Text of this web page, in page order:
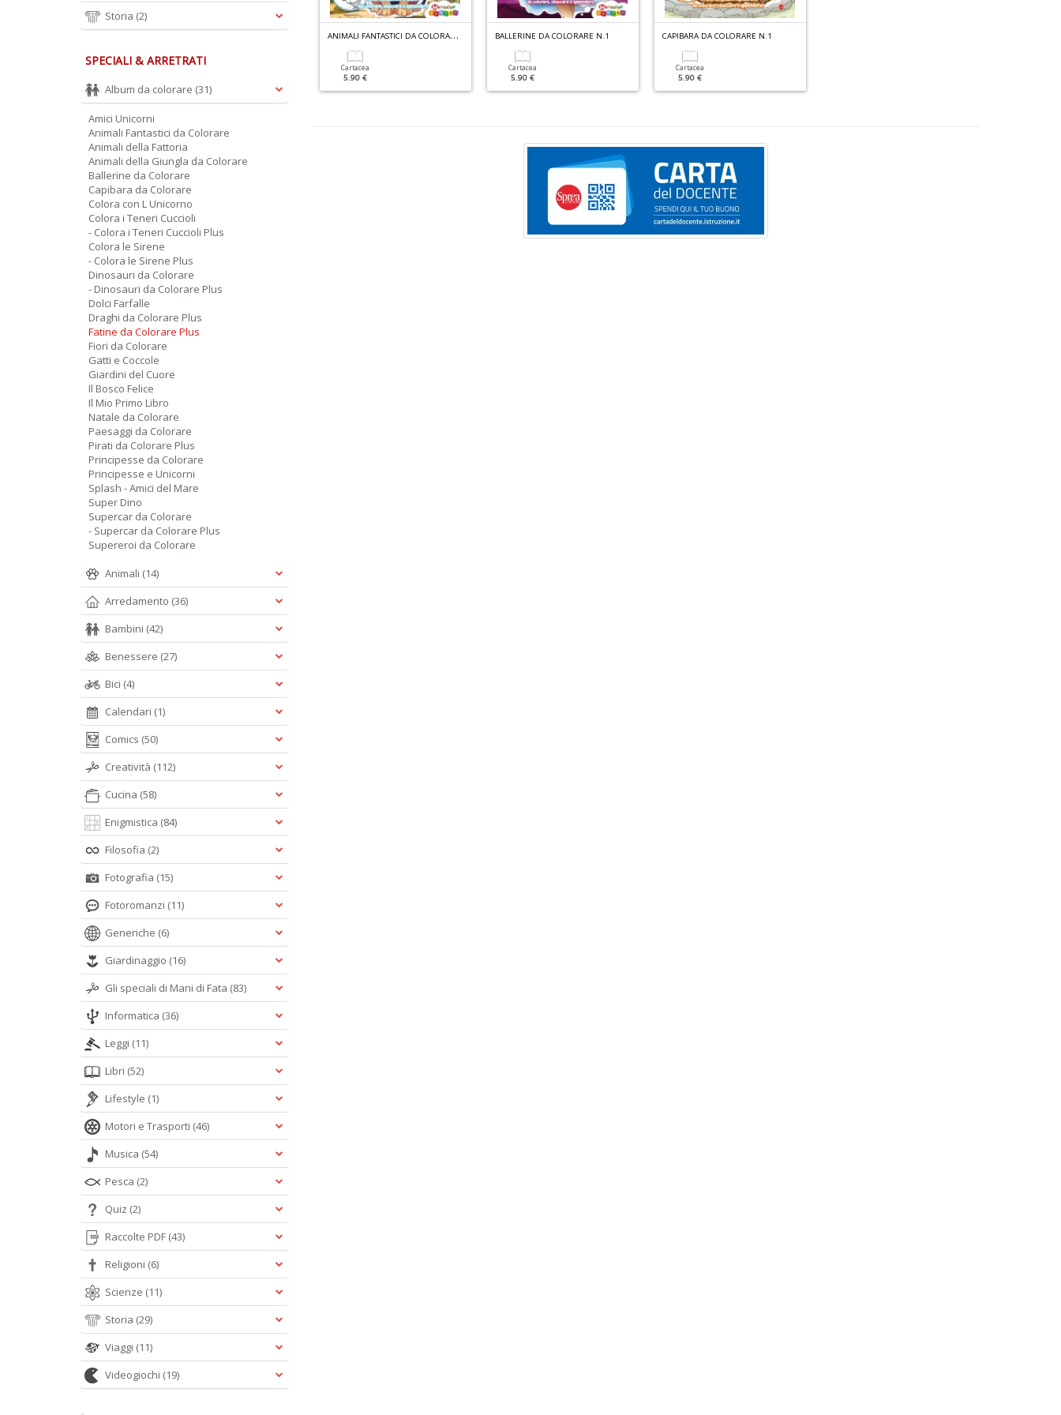
A
NIMALI FANTASTICI DA COLORARE N.1
Cartacea
5.90 €
BALLERINE DA COLORARE N.1
Cartacea
5.90 €
CAPIBARA DA COLORARE N.1
Cartacea
5.90 €
Storia (2)
SPECIALI & ARRETRATI
Album da colorare (31)
Amici Unicorni
Animali Fantastici da Colorare
Animali della Fattoria
Animali della Giungla da Colorare
Ballerine da Colorare
Capibara da Colorare
Colora con L Unicorno
Colora i Teneri Cuccioli
- Colora i Teneri Cuccioli Plus
Colora le Sirene
- Colora le Sirene Plus
Dinosauri da Colorare
- Dinosauri da Colorare Plus
Dolci Farfalle
Draghi da Colorare Plus
Fatine da Colorare Plus
Fiori da Colorare
Gatti e Coccole
Giardini del Cuore
Il Bosco Felice
Il Mio Primo Libro
Natale da Colorare
Paesaggi da Colorare
Pirati da Colorare Plus
Principesse da Colorare
Principesse e Unicorni
Splash - Amici del Mare
Super Dino
Supercar da Colorare
- Supercar da Colorare Plus
Supereroi da Colorare
Animali (14)
Arredamento (36)
Bambini (42)
Benessere (27)
Bici (4)
Calendari (1)
Comics (50)
Creatività (112)
Cucina (58)
Enigmistica (84)
Filosofia (2)
Fotografia (15)
Fotoromanzi (11)
Generiche (6)
Giardinaggio (16)
Gli speciali di Mani di Fata (83)
Informatica (36)
Leggi (11)
Libri (52)
Lifestyle (1)
Motori e Trasporti (46)
Musica (54)
Pesca (2)
Quiz (2)
Raccolte PDF (43)
Religioni (6)
Scienze (11)
Storia (29)
Viaggi (11)
Videogiochi (19)